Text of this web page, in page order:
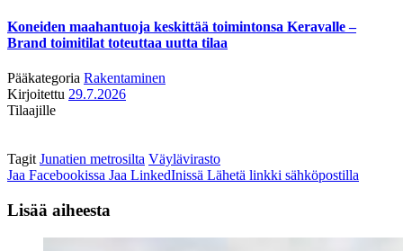
Koneiden maahantuoja keskittää toimintonsa Keravalle –
Brand toimitilat toteuttaa uutta tilaa
Pääkategoria Rakentaminen
Kirjoitettu 29.7.2026
Tilaajille
Tagit Junatien metrosilta Väylävirasto
Jaa Facebookissa Jaa LinkedInissä Lähetä linkki sähköpostilla
Lisää aiheesta